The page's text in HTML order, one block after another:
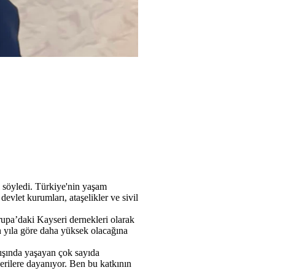
söyledi. Türkiye'nin yaşam
kurumları, ataşelikler ve sivil
Kayseri dernekleri olarak
göre daha yüksek olacağına
yaşayan çok sayıda
dayanıyor. Ben bu katkının